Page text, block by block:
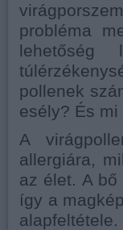
probléma
pollenek
esély? És
A
allergiára,
az élet. A
így a
alapfeltétele.